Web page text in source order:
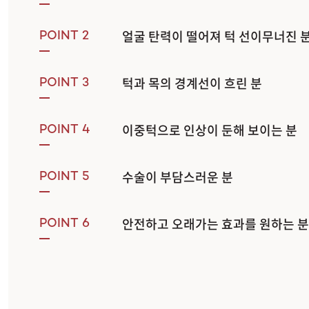
POINT 2 얼굴 탄력이 떨어져 턱 선이무너진
POINT 3 턱과 목의 경계선이 흐린 분
POINT 4 이중턱으로 인상이 둔해 보이는 분
POINT 5 수술이 부담스러운 분
POINT 6 안전하고 오래가는 효과를 원하는 분